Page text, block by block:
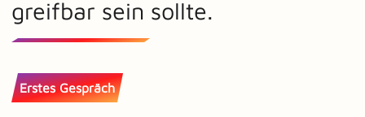
greifbar sein sollte.
Erstes Gespräch